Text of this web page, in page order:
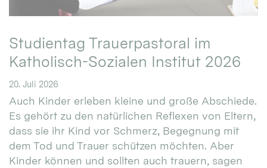
Studientag Trauerpastoral im
Katholisch-Sozialen Institut 2026
20. Juli 2026
Auch Kinder erleben kleine und große Abschiede.
Es gehört zu den natürlichen Reflexen von Eltern,
dass sie ihr Kind vor Schmerz, Begegnung mit
dem Tod und Trauer schützen möchten. Aber
Kinder können und sollten auch trauern, sagen